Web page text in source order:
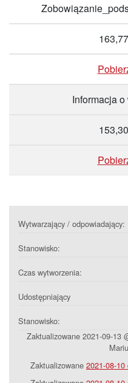
Informacja
Wytwarzający / odpowiadający:
Stanowisko:
Czas wytworzenia:
Udostępniający
Stanowisko:
Zaktualizowane 2021-09-13
Zaktualizowane 2021-08-